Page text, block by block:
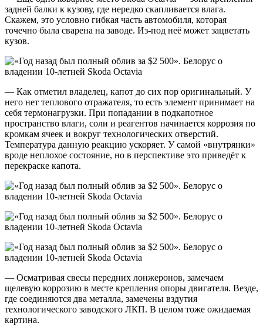
задней балки к кузову, где нередко скапливается влага.
Скажем, это условно гибкая часть автомобиля, которая
точечно была сварена на заводе. Из-под неё может зацветать
кузов.
— Как отметил владелец, капот до сих пор оригинальный. У
него нет теплового отражателя, то есть элемент принимает на
себя термонагрузки. При попадании в подкапотное
пространство влаги, соли и реагентов начинается коррозия по
кромкам ячеек и вокруг технологических отверстий.
Температура данную реакцию ускоряет. У самой «внутрянки»
вроде неплохое состояние, но в перспективе это приведёт к
перекраске капота.
— Осматривая свесы передних лонжеронов, замечаем
щелевую коррозию в месте крепления опоры двигателя. Везде,
где соединяются два металла, замечены вздутия
технологического заводского ЛКП. В целом тоже ожидаемая
картина.